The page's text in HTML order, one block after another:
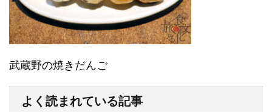
武蔵野の焼きだんご
よく読まれている記事